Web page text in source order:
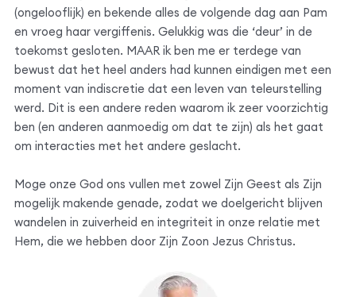
(ongelooflijk) en bekende alles de volgende dag aan Pam
en vroeg haar vergiffenis. Gelukkig was die ‘deur’ in de
toekomst gesloten. MAAR ik ben me er terdege van
bewust dat het heel anders had kunnen eindigen met een
moment van indiscretie dat een leven van teleurstelling
werd. Dit is een andere reden waarom ik zeer voorzichtig
ben (en anderen aanmoedig om dat te zijn) als het gaat
om interacties met het andere geslacht.
Moge onze God ons vullen met zowel Zijn Geest als Zijn
mogelijk makende genade, zodat we doelgericht blijven
wandelen in zuiverheid en integriteit in onze relatie met
Hem, die we hebben door Zijn Zoon Jezus Christus.